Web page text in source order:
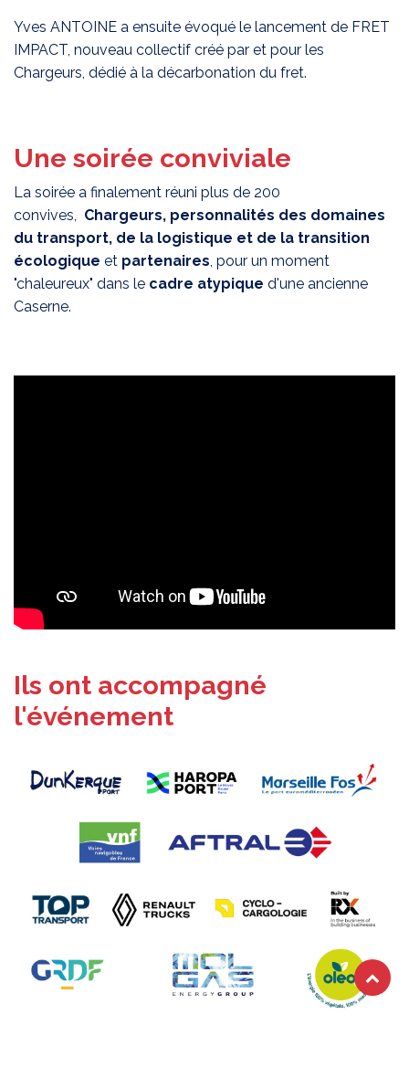
Yves ANTOINE a ensuite évoqué le lancement de FRET
IMPACT, nouveau collectif créé par et pour les
Chargeurs, dédié à la décarbonation du fret.
Une soirée conviviale
La soirée a finalement réuni plus de 200
convives, Chargeurs, personnalités des domaines
du transport, de la logistique et de la transition
écologique et partenaires , pour un moment
"chaleureux" dans le cadre atypique d'une ancienne
Caserne.
Ils ont accompagné
l'événement